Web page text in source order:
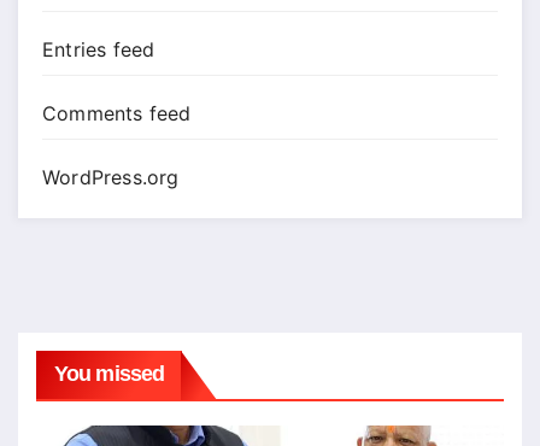
Entries feed
Comments feed
WordPress.org
You missed